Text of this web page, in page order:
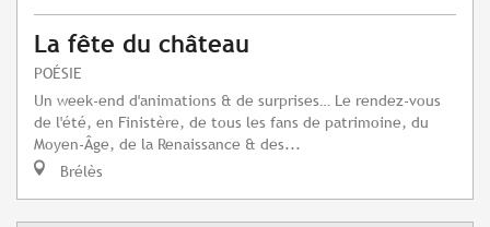
La fête du château
POÉSIE
Un week-end d'animations & de surprises… Le rendez-vous
de l'été, en Finistère, de tous les fans de patrimoine, du
Moyen-Âge, de la Renaissance & des...
Brélès